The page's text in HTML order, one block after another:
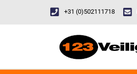
+31 (0)502111718